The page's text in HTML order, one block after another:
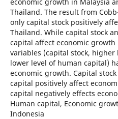
Thailand. The result from
only capital stock positively
Thailand. While capital stock
capital affect economic growth
variables (capital stock,
lower level of human capital)
economic growth. Capital
capital positively affect
capital negatively effects
Human capital, Economic
Indonesia